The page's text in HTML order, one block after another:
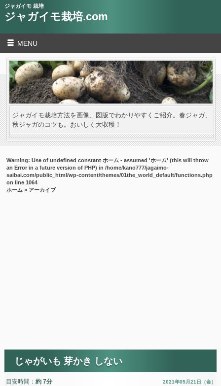
ジャガイモ 栽培
ジャガイモ栽培.com
MENU
ジャガイモ栽培方法を画像、図版でわかりやすくご紹介。春ジャガ、
秋ジャガのコツも。おいしく大収穫！
Warning: Use of undefined constant ホーム - assumed 'ホーム' (this will throw
an Error in a future version of PHP) in/home/kano777/jagaimo-
saibai.com/public_html/wp-content/themes/01the_world_default/functions.php
on line1064
ホーム » アーカイブ
じゃがいも 芽かき しない
目安時間： 約 7分 2021年05月21日（金）